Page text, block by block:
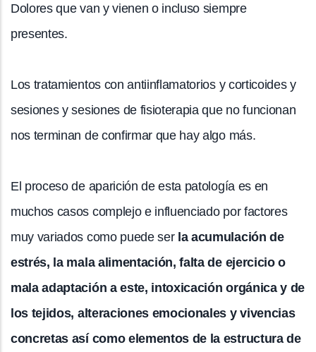
Dolores que van y vienen o incluso siempre
presentes.
Los tratamientos con antiinflamatorios y corticoides y
sesiones y sesiones de fisioterapia que no funcionan
nos terminan de confirmar que hay algo más.
El proceso de aparición de esta patología es en
muchos casos complejo e influenciado por factores
muy variados como puede ser la acumulación de
estrés, la mala alimentación, falta de ejercicio o
mala adaptación a este, intoxicación orgánica y de
los tejidos, alteraciones emocionales y vivencias
concretas así como elementos de la estructura de